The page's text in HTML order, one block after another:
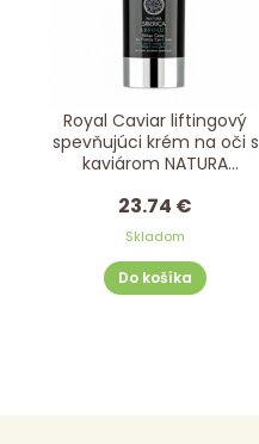
Royal Caviar liftingový
spevňujúci krém na oči s
kaviárom NATURA
23.74 €
Skladom
Do košíka